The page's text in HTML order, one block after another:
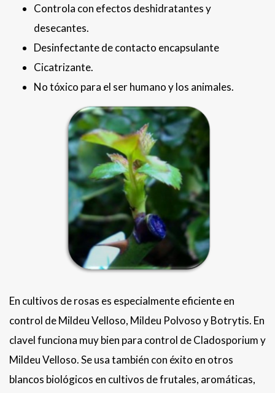
Controla con efectos deshidratantes y
desecantes.
Desinfectante de contacto encapsulante
Cicatrizante.
No tóxico para el ser humano y los animales.
En cultivos de rosas es especialmente eficiente en
control de Mildeu Velloso, Mildeu Polvoso y Botrytis. En
clavel funciona muy bien para control de Cladosporium y
Mildeu Velloso. Se usa también con éxito en otros
blancos biológicos en cultivos de frutales, aromáticas,